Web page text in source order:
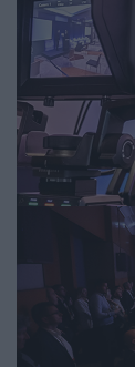
nemzetközi
robotikáról, a
védelmi és
lehetőségek,
Magyarország és a régió.
fórum
következő